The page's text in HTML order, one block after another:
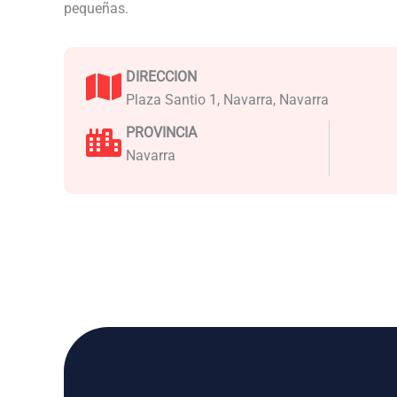
pequeñas.
DIRECCION
Plaza Santio 1, Navarra, Navarra
PROVINCIA
Navarra